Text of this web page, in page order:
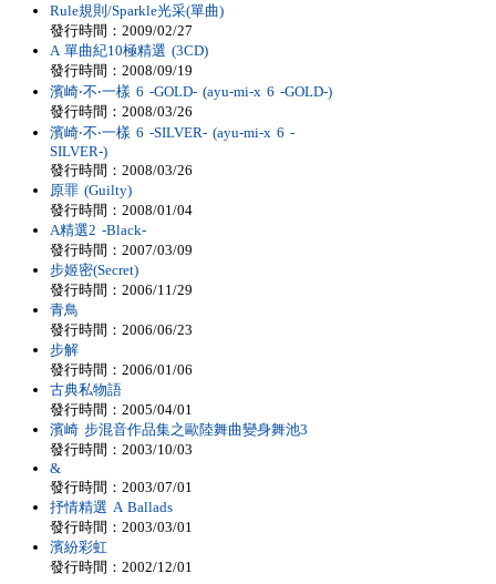
Rule規則/Sparkle光采(單曲)
發行時間：2009/02/27
A 單曲紀10極精選 (3CD)
發行時間：2008/09/19
濱崎‧不‧一樣 6 -GOLD- (ayu-mi-x 6 -GOLD-)
發行時間：2008/03/26
濱崎‧不‧一樣 6 -SILVER- (ayu-mi-x 6 -
SILVER-)
發行時間：2008/03/26
原罪 (Guilty)
發行時間：2008/01/04
A精選2 -Black-
發行時間：2007/03/09
步姬密(Secret)
發行時間：2006/11/29
青鳥
發行時間：2006/06/23
步解
發行時間：2006/01/06
古典私物語
發行時間：2005/04/01
濱崎 步混音作品集之歐陸舞曲變身舞池3
發行時間：2003/10/03
&
發行時間：2003/07/01
抒情精選 A Ballads
發行時間：2003/03/01
濱紛彩虹
發行時間：2002/12/01